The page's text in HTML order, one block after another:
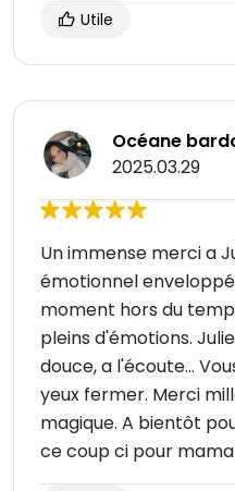
Utile
Océane
2025.03.29
Un immense merci a
émotionnel
moment hors du
pleins d'émotions.
douce, a l'écoute...
yeux fermer. Merci
magique. A bientôt
ce coup ci pour